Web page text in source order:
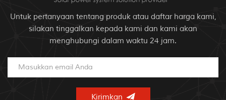
Untuk pertanyaan tentang produk atau daftar harga kami,
silakan tinggalkan kepada kami dan kami akan
menghubungi dalam waktu 24 jam.